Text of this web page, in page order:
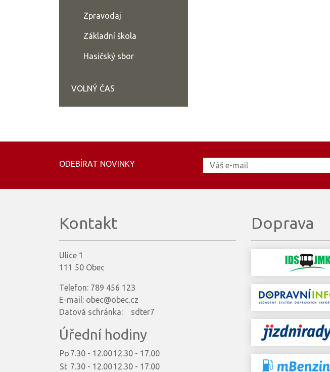
Zpravodaj
Základní škola
Hasičský sbor
VOLNÝ ČAS
ODEBÍRAT NOVINKY
Kontakt
Ulice 1
111 50 Obec
Telefon: 789 456 123
E-mail: obec@obec.cz
Datová schránka: sdter7
Úřední hodiny
Po 7.30 - 12.0012.30 - 17.00
St 7.30 - 12.0012.30 - 17.00
Doprava